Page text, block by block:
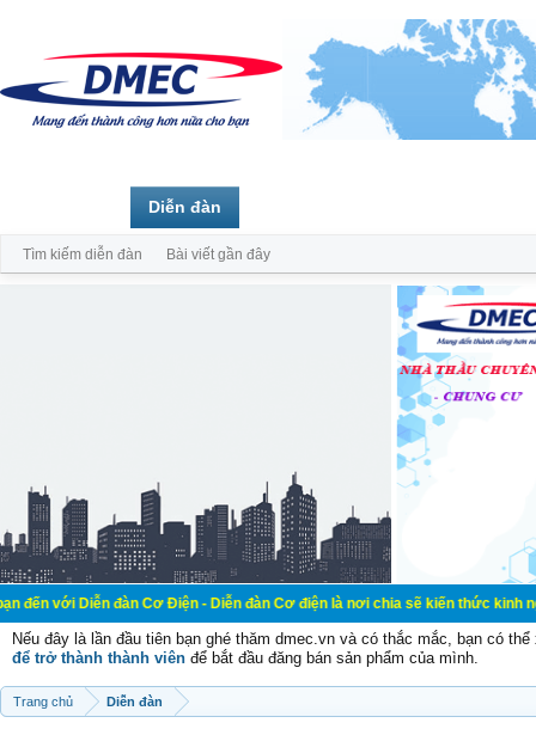
đàn Cơ Điện - Diễn đàn Cơ điện là nơi chia sẽ kiến thức kinh nghiệm
Nếu đây là lần đầu tiên bạn ghé thăm dmec.vn và có thắc mắc, bạn có
để trở thành thành viên để bắt đầu đăng bán sản phẩm của mình.
Trang chủ Diễn đàn
Diễn đàn
Tìm kiếm diễn đàn Bài viết gần đây